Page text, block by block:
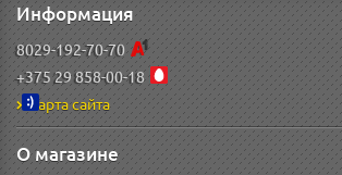
Информация
8029-192-70-70
+375 29 858-00-18
Карта сайта
О магазине